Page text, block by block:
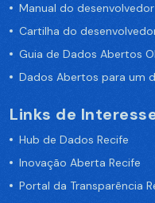
Manual do
Cartilha do
Guia de Dados Abertos
Dados Abertos para um
Links de
Hub de Dados Recife
Inovação Aberta Recife
Portal da Transparência